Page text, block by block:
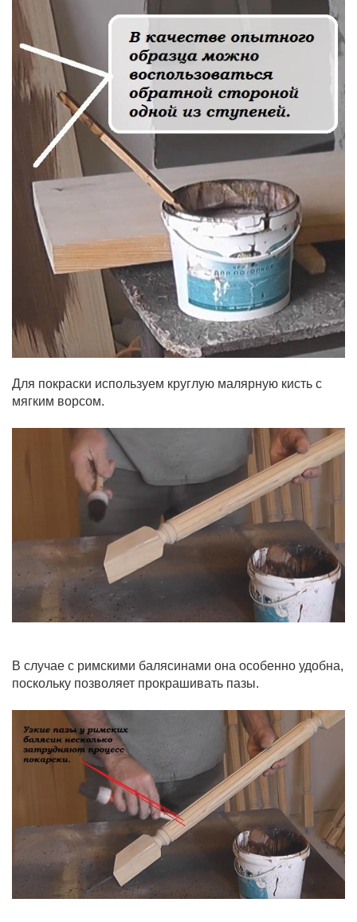
Для покраски используем круглую малярную кисть с
мягким ворсом.
В случае с римскими балясинами она особенно удобна,
поскольку позволяет прокрашивать пазы.